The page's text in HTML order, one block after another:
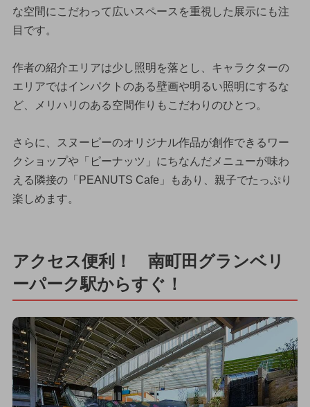
な空間にこだわって広いスペースを重視した展示にも注
目です。
作者の紹介エリアは少し照明を落とし、キャラクターの
エリアではインパクトのある壁画や明るい照明にするな
ど、メリハリのある空間作りもこだわりのひとつ。
さらに、スヌーピーのオリジナル作品が創作できるワー
クショップや「ピーナッツ」にちなんだメニューが味わ
える隣接の「PEANUTS Cafe」もあり、親子でたっぷり
楽しめます。
アクセス便利！ 南町田グランベリ
ーパーク駅からすぐ！